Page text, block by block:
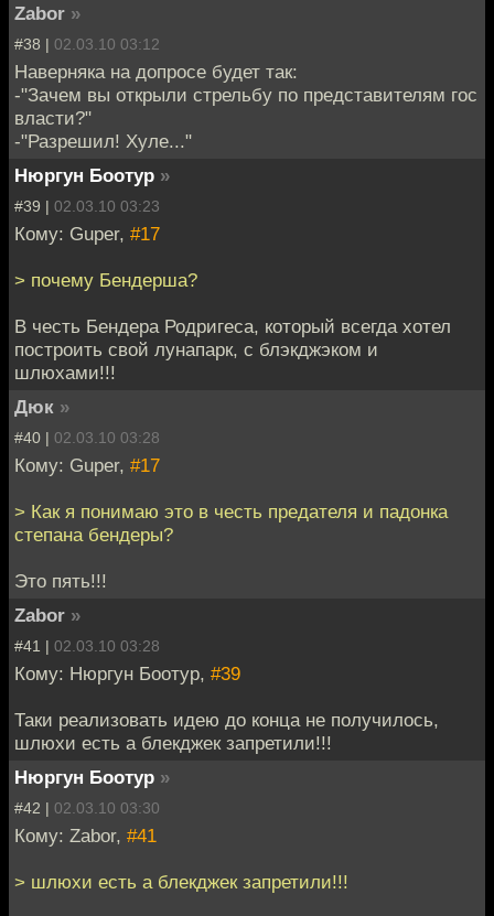
Zabor »
#38 | 02.03.10 03:12
Наверняка на допросе будет так:
-"Зачем вы открыли стрельбу по представителям гос
власти?"
-"Разрешил! Хуле..."
Нюргун Боотур »
#39 | 02.03.10 03:23
Кому: Guper, #17
> почему Бендерша?
В честь Бендера Родригеса, который всегда хотел
построить свой лунапарк, с блэкджэком и
шлюхами!!!
Дюк »
#40 | 02.03.10 03:28
Кому: Guper, #17
> Как я понимаю это в честь предателя и падонка
степана бендеры?
Это пять!!!
Zabor »
#41 | 02.03.10 03:28
Кому: Нюргун Боотур, #39
Таки реализовать идею до конца не получилось,
шлюхи есть а блекджек запретили!!!
Нюргун Боотур »
#42 | 02.03.10 03:30
Кому: Zabor, #41
> шлюхи есть а блекджек запретили!!!